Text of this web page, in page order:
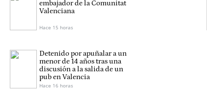
embajador de la Comunitat
Valenciana
Hace 15 horas
Detenido por apuñalar a un
menor de 14 años tras una
discusión a la salida de un
pub en Valencia
Hace 16 horas